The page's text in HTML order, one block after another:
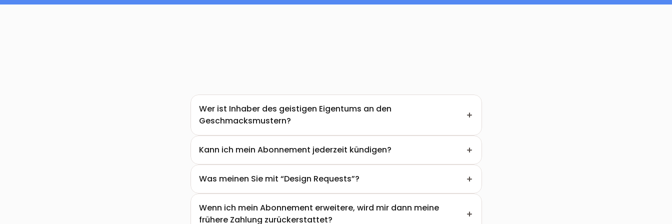
Wer ist Inhaber des geistigen Eigentums an den
Geschmacksmustern?
Kann ich mein Abonnement jederzeit kündigen?
Was meinen Sie mit “Design Requests”?
Wenn ich mein Abonnement erweitere, wird mir dann meine
frühere Zahlung zurückerstattet?